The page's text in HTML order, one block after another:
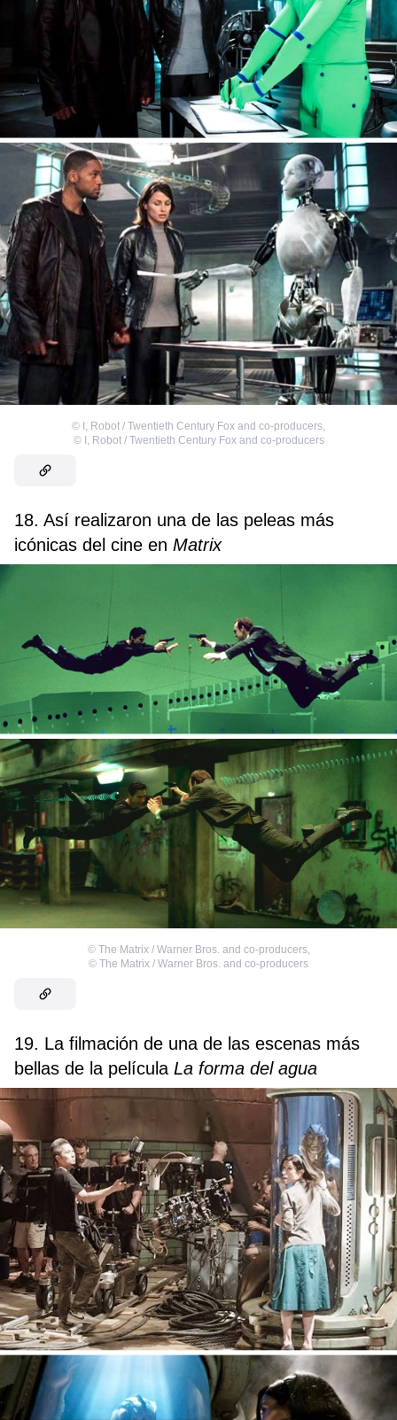
© I, Robot / Twentieth Century Fox and co-producers
© I, Robot / Twentieth Century Fox and co-producers
18. Así realizaron una de las peleas más
icónicas del cine en Matrix
© The Matrix / Warner Bros. and co-producers,
© The Matrix / Warner Bros. and co-producers
19. La filmación de una de las escenas más
bellas de la película La forma del agua